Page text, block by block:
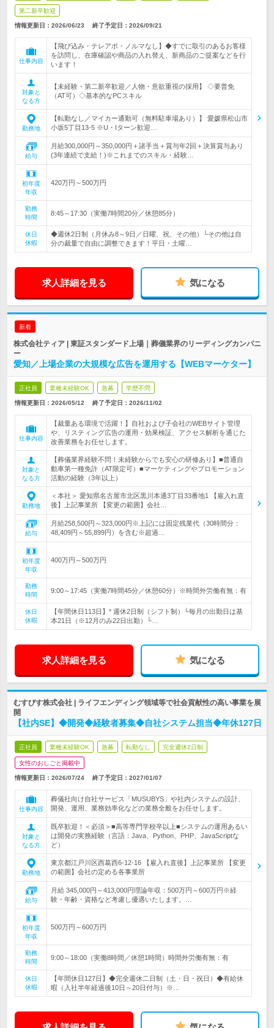
第二新卒歓迎
情報更新日：2026/06/23 終了予定日： 2026/09/21
仕事内容
【飛び込み・テレアポ・ノルマなし】◆すでに取引のあるお客様
を訪問し、在庫確認や商品の入れ替え、新商品のご提案などを行
います！
対象と
なる方
【未経験・第二新卒歓迎／人物・意欲重視の採用】 ◇要普免
（AT可）◇基本的なPCスキル
勤務地
【転勤なし／マイカー通勤可（無料駐車場あり）】 愛媛県松山市
小坂5丁目13-5 ※U・Iターン歓迎…
給与
月給300,000円～350,000円＋諸手当＋賞与年2回＋決算賞与あり
(3年連続で支給！)※これまでのスキル・経験…
初年度
年収
420万円～500万円
勤務
時間
8:45～17:30（実働7時間20分／休憩85分）
休日
休暇
◆週休2日制（月休み8～9日／日曜、祝、その他）└その他は自
分の裁量で自由に調整できます！平日・土曜…
求人詳細を見る 気になる
新着
株式会社ティア | 東証スタンダード上場｜葬儀業界のリーディングカンパニ
ー
愛知／上場企業の大規模な広告を運用する【WEBマーケター】
正社員 業種未経験OK 急募 学歴不問
情報更新日：2026/05/12 終了予定日： 2026/11/02
仕事内容
【裁量ある環境で活躍！】自社および子会社のWEBサイト管理
や、リスティング広告の運用・効果検証、アクセス解析を通じた
改善業務をお任せします。
対象と
なる方
【葬儀業界経験不問！未経験からでも安心の研修あり】■普通自
動車第一種免許（AT限定可）■マーケティングやプロモーション
活動の経験（3年以上）
勤務地
＜本社＞ 愛知県名古屋市北区黒川本通3丁目33番地1 【雇入れ直
後】上記事業所 【変更の範囲】会社…
給与
月給258,500円～323,000円※上記には固定残業代（30時間分：
48,409円～55,899円）を含む※超過…
初年度
年収
400万円～500万円
勤務
時間
9:00～17:45（実働7時間45分／休憩60分）※時間外労働有無：有
休日
休暇
【年間休日113日】* 週休2日制（シフト制）└毎月の出勤日は基
本21日（※12月のみ22日出勤）└…
求人詳細を見る 気になる
むすびす株式会社 | ライフエンディング領域等で社会貢献性の高い事業を展
開
【社内SE】◆開発◆経験者募集◆自社システム担当◆年休127日
正社員 業種未経験OK 急募 転勤なし 完全週休2日制
女性のおしごと掲載中
情報更新日：2026/07/24 終了予定日： 2027/01/07
仕事内容
葬儀社向け自社サービス「MUSUBYS」や社内システムの設計、
開発、運用、業務効率化などの業務全般をお任せします。
対象と
なる方
既卒歓迎！＜必須＞■高等専門学校卒以上■システムの運用あるい
は開発の実務経験（言語：Java、Python、PHP、JavaScriptな
ど）
勤務地
東京都江戸川区西葛西6-12-16 【雇入れ直後】上記事業所 【変更
の範囲】会社の定める各事業所
給与
月給 345,000円～413,000円理論年収：500万円～600万円※経
験・年齢・資格など考慮し優遇いたします。…
初年度
年収
500万円～600万円
勤務
時間
9:00～18:00（実働8時間／休憩1時間）時間外労働有無：有
休日
休暇
【年間休日127日】◆完全週休二日制（土・日・祝日）◆有給休
暇（入社半年経過後10日～20日付与）※…